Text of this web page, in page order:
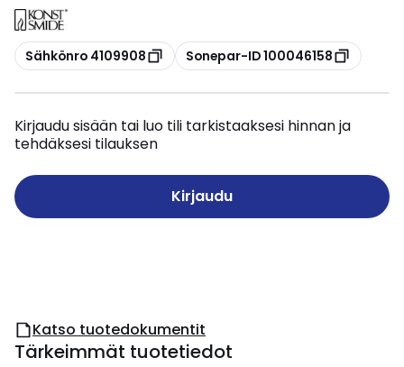
Kopioi
Sähkönro 4109908 Kopioi
Sonepar-ID 100046158
Kirjaudu sisään tai luo tili tarkistaaksesi hinnan ja
tehdäksesi tilauksen
Kirjaudu
Katso tuotedokumentit
Tärkeimmät tuotetiedot